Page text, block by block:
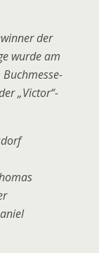
der
wurde am
„Victor“-